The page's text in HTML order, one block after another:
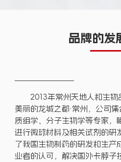
品牌的发
2013年常州天地人和生
美丽的龙城之都·常州，公司
质组学、分子生物学等专家，
进行微球材料及相关试剂的研
了我国生物制药的研发和生产
业者的认可，解决国外卡脖子